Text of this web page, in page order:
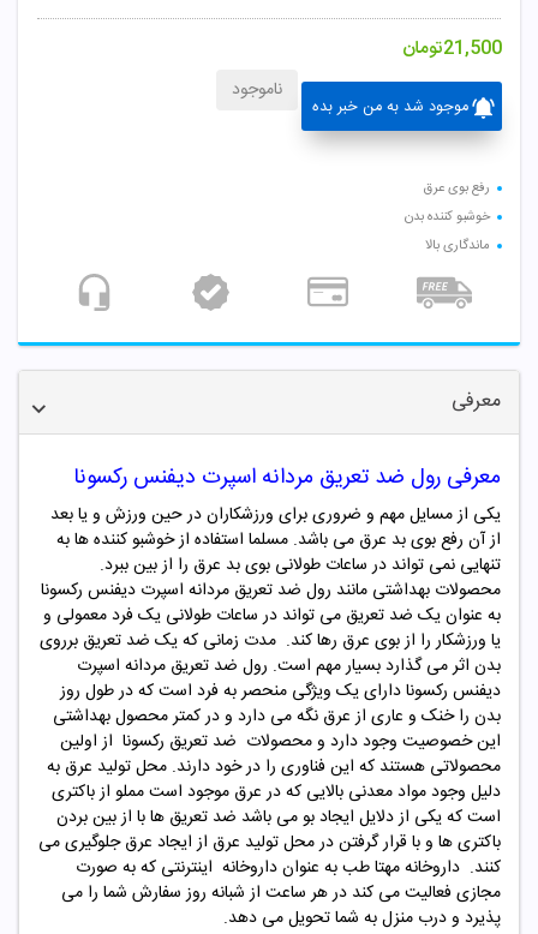
21,500تومان
موجود شد به من خبر بده
ناموجود
رفع بوی عرق
خوشبو کننده بدن
ماندگاری بالا
معرفی
معرفی رول ضد تعریق مردانه اسپرت دیفنس رکسونا
یکی از مسایل مهم و ضروری برای ورزشکاران در حین ورزش و یا بعد
از آن رفع بوی بد عرق می باشد. مسلما استفاده از خوشبو کننده ها به
تنهایی نمی تواند در ساعات طولانی بوی بد عرق را از بین ببرد.
محصولات بهداشتی مانند رول ضد تعریق مردانه اسپرت دیفنس رکسونا
به عنوان یک ضد تعریق می تواند در ساعات طولانی یک فرد معمولی و
یا ورزشکار را از بوی عرق رها کند. مدت زمانی که یک ضد تعریق برروی
بدن اثر می گذارد بسیار مهم است. رول ضد تعریق مردانه اسپرت
دیفنس رکسونا دارای یک ویژگی منحصر به فرد است که در طول روز
بدن را خنک و عاری از عرق نگه می دارد و در کمتر محصول بهداشتی
این خصوصیت وجود دارد و محصولات ضد تعریق رکسونا از اولین
محصولاتی هستند که این فناوری را در خود دارند. محل تولید عرق به
دلیل وجود مواد معدنی بالایی که در عرق موجود است مملو از باکتری
است که یکی از دلایل ایجاد بو می باشد ضد تعریق ها با از بین بردن
باکتری ها و با قرار گرفتن در محل تولید عرق از ایجاد عرق جلوگیری می
کنند. داروخانه مهتا طب به عنوان داروخانه اینترنتی که به صورت
مجازی فعالیت می کند در هر ساعت از شبانه روز سفارش شما را می
پذیرد و درب منزل به شما تحویل می دهد.